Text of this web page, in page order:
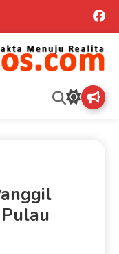
Berita
berita aktual dan
dan ragam berita